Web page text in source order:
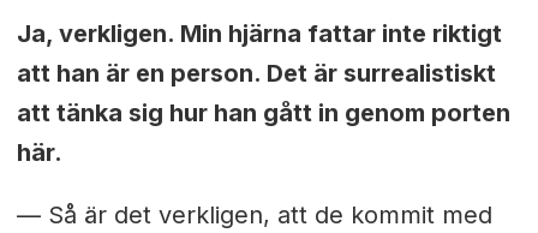
Ja, verkligen. Min hjärna fattar inte riktigt
att han är en person. Det är surrealistiskt
att tänka sig hur han gått in genom porten
här.
— Så är det verkligen, att de kommit med